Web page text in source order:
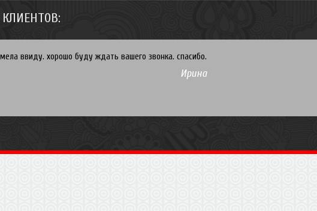
ввиду. хорошо буду ждать вашего звонка. спасибо.
Ирина